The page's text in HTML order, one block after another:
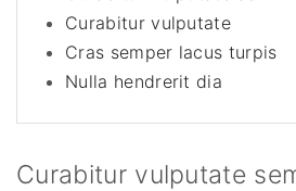
Curabitur vulputate
Cras semper lacus turpis
Nulla hendrerit dia
Curabitur vulputate